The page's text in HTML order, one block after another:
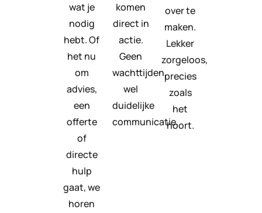
wat je
nodig
hebt. Of
het nu
om
advies,
een
offerte
of
directe
hulp
gaat, we
horen
komen
direct in
actie.
Geen
wachttijden,
wel
duidelijke
communicatie.
over te
maken.
Lekker
zorgeloos,
precies
zoals
het
hoort.